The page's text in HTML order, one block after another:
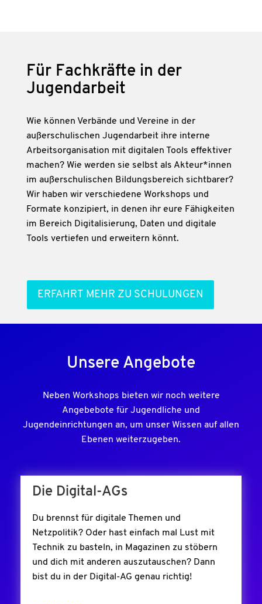
Für Fachkräfte in der
Jugendarbeit
Wie können Verbände und Vereine in der
außerschulischen Jugendarbeit ihre interne
Arbeitsorganisation mit digitalen Tools effektiver
machen? Wie werden sie selbst als Akteur*innen
im außerschulischen Bildungsbereich sichtbarer?
Wir haben wir verschiedene Workshops und
Formate konzipiert, in denen ihr eure Fähigkeiten
im Bereich Digitalisierung, Daten und digitale
Tools vertiefen und erweitern könnt.
ERFAHRT MEHR ZU SCHULUNGEN
Unsere Angebote
Neben Workshops bieten wir noch weitere
Angebebote für Jugendliche und
Jugendeinrichtungen an, um unser Wissen auf allen
Ebenen weiterzugeben.
Die Digital-AGs
Du brennst für digitale Themen und
Netzpolitik? Oder hast einfach mal Lust mit
Technik zu basteln, in Magazinen zu stöbern
und dich mit anderen auszutauschen? Dann
bist du in der Digital-AG genau richtig!